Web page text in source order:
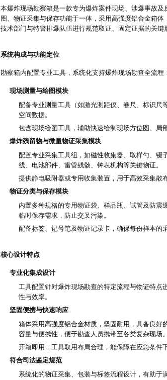
本爆炸现场勘察箱是一款专为爆炸案件现场、涉爆事故
图、物证采集与保存功能于一体，采用高强度铝合金箱
技术部门与特警排爆队伍进行规范取证、固定证据的关键
系统构成与功能定位
勘察箱内配置专业工具，系统化支持爆炸现场勘查全流程
现场测量与绘图模块
配备专业测量工具（如激光测距仪、卷尺、标识
空间数据。
包含现场绘图工具，辅助快速绘制现场方位图、局
爆炸残留物与微量物证采集模块
配置专业采集工具组，如磁性收集器、取样勺、
线、电池部件、雷管残骸、钟表机构等关键物证。
提供静电吸附器或专用收集装置，用于高效采集散
物证分类与保存模块
内置多种规格的专用物证袋、样品瓶、试管及防
临时保存需求，防止交叉污染。
配备标签、记号笔及物证记录卡，确保每份样本的
核心设计特点
专业化集成设计
工具配置针对爆炸现场勘查的特定流程与物证特点
性与效率。
坚固便携与快速响应
箱体采用高强度铝合金材质，坚固耐用，具备良好
容量与便携性，便于勘查人员携带至各类复杂现场。
开箱即用，工具取用布局合理，能保障在应急条件
符合司法鉴定规范
系统化的物证采集、包装与标签流程设计，有助